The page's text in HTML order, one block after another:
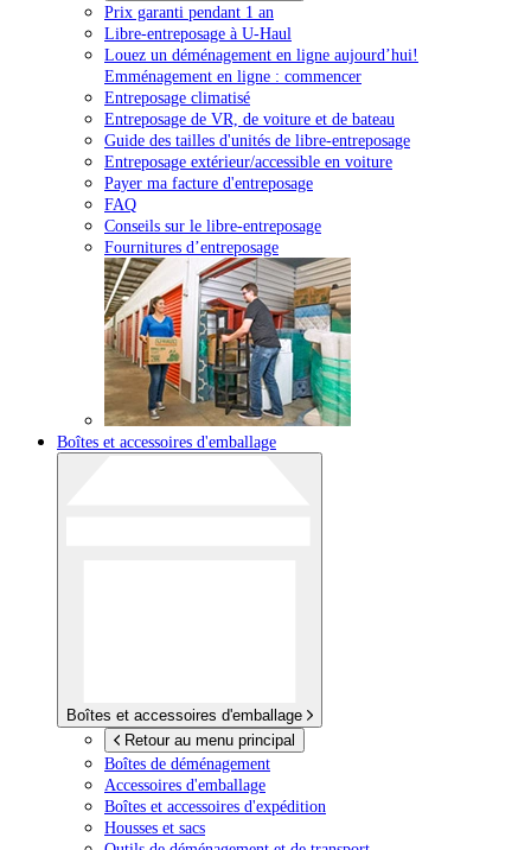
Prix garanti pendant 1 an
Libre-entreposage à U-Haul
Louez un déménagement en ligne aujourd’hui!
Emménagement en ligne : commencer
Entreposage climatisé
Entreposage de VR, de voiture et de bateau
Guide des tailles d'unités de libre-entreposage
Entreposage extérieur/accessible en voiture
Payer ma facture d'entreposage
FAQ
Conseils sur le libre-entreposage
Fournitures d’entreposage
Boîtes et accessoires d'emballage
Boîtes et accessoires d'emballage
Retour au menu principal
Boîtes de déménagement
Accessoires d'emballage
Boîtes et accessoires d'expédition
Housses et sacs